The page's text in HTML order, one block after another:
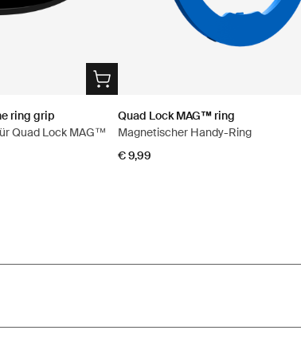
ring grip
Quad Lock MAG™
Quad Lock MAG™ ring
Magnetischer Handy-Ring
€ 9,99